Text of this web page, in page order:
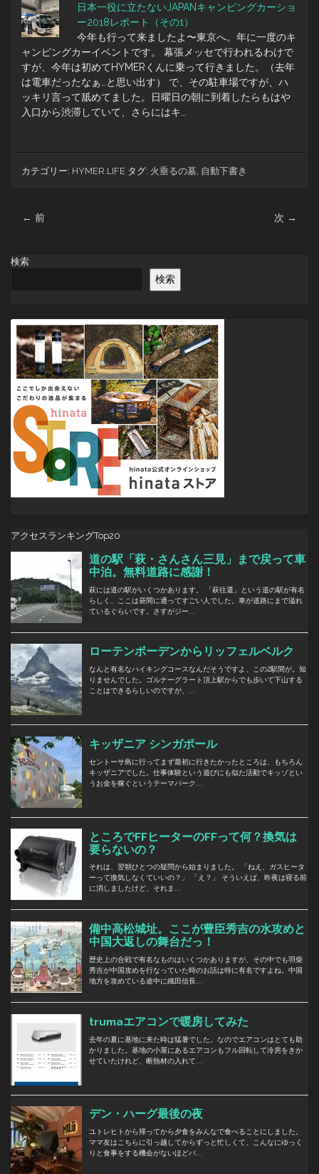
日本一役に立たないJAPANキャンピングカーショ
ー2018レポート（その1）
今年も行って来ましたよ〜東京へ。年に一度のキ
ャンピングカーイベントです。 幕張メッセで行われるわけで
すが、今年は初めてHYMERくんに乗って行きました。（去年
は電車だったなぁ…と思い出す） で、その駐車場ですが、ハ
ッキリ言って舐めてました。日曜日の朝に到着したらもはや
入口から渋滞していて、さらにはキ…
カテゴリー: HYMER.LIFE タグ: 火垂るの墓 自動下書き
ビ
ゲ
ン
← 前 次 →
検索
検索
アクセスランキングTop20